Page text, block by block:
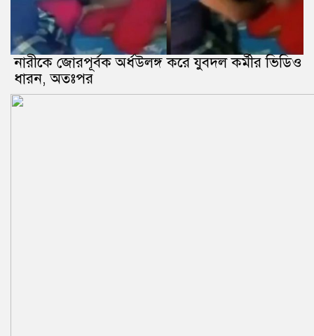
নারীকে জোরপূর্বক অর্ধউলঙ্গ করে যুবদল কর্মীর ভিডিও
ধারন, অতঃপর